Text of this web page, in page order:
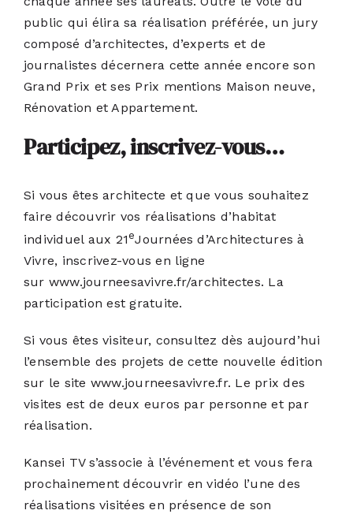
public qui élira sa réalisation préférée, un jury
composé d’architectes, d’experts et de
journalistes décernera cette année encore son
Grand Prix et ses Prix mentions Maison neuve,
Rénovation et Appartement.
Participez, inscrivez-vous…
Si vous êtes architecte et que vous souhaitez
faire découvrir vos réalisations d’habitat
individuel aux 21 eJournées d’Architectures à
Vivre, inscrivez-vous en ligne
sur www.journeesavivre.fr/architectes. La
participation est gratuite.
Si vous êtes visiteur, consultez dès aujourd’hui
l’ensemble des projets de cette nouvelle édition
sur le site www.journeesavivre.fr. Le prix des
visites est de deux euros par personne et par
réalisation.
Kansei TV s’associe à l’événement et vous fera
prochainement découvrir en vidéo l’une des
réalisations visitées en présence de son